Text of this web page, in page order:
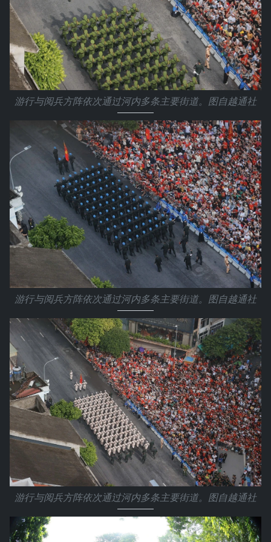
游行与阅兵方阵依次通过河内多条主要街道。图自越通社
游行与阅兵方阵依次通过河内多条主要街道。图自越通社
游行与阅兵方阵依次通过河内多条主要街道。图自越通社